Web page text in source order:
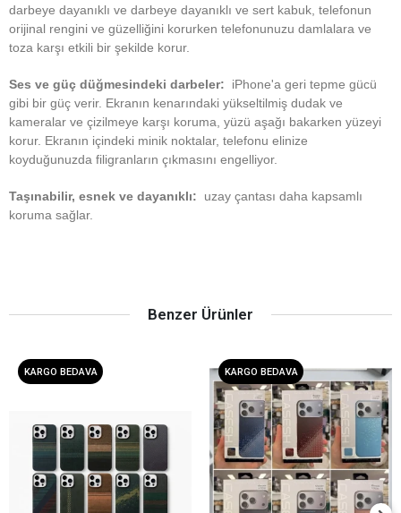
darbeye dayanıklı ve darbeye dayanıklı ve sert kabuk, telefonun
orijinal rengini ve güzelliğini korurken telefonunuzu damlalara ve
toza karşı etkili bir şekilde korur.
Ses ve güç düğmesindeki darbeler:
iPhone'a geri tepme gücü
gibi bir güç verir. Ekranın kenarındaki yükseltilmiş dudak ve
kameralar ve çizilmeye karşı koruma, yüzü aşağı bakarken yüzeyi
korur. Ekranın içindeki minik noktalar, telefonu elinize
koyduğunuzda filigranların çıkmasını engelliyor.
Taşınabilir, esnek ve dayanıklı:
uzay çantası daha kapsamlı
koruma sağlar.
Benzer Ürünler
KARGO BEDAVA KARGO BEDAVA